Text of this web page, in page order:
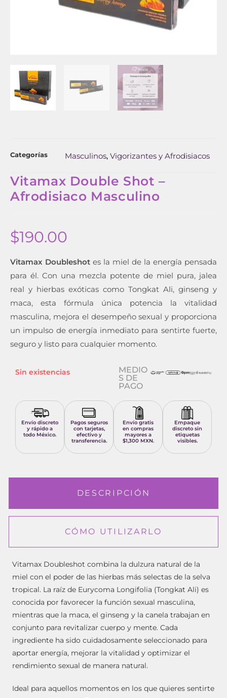
Categorías Masculinos, Vigorizantes y Afrodisiacos
Vitamax Double Shot –
Afrodisiaco Masculino
$190.00
Vitamax Doubleshot es la miel de la energía pensada
para él. Con una mezcla potente de miel pura, jalea
real y hierbas exóticas como Tongkat Ali, ginseng y
maca, esta fórmula única potencia la vitalidad
masculina, mejora el desempeño sexual y proporciona
un impulso de energía inmediato para sentirte fuerte,
seguro y listo para cualquier momento.
Sin existencias
MEDIO
S DE
PAGO
Envío discreto
y rápido a
todo México.
Pagos seguros
con tarjetas,
efectivo y
transferencia.
Envío gratis
en compras
mayores a
$1,300 MXN.
Empaque
discreto sin
etiquetas
visibles.
DESCRIPCIÓN
CÓMO UTILIZARLO
Vitamax Doubleshot combina la dulzura natural de la
miel con el poder de las hierbas más selectas de la selva
tropical. La raíz de Eurycoma Longifolia (Tongkat Ali) es
conocida por favorecer la función sexual masculina,
mientras que la maca, el ginseng y la canela trabajan en
conjunto para revitalizar cuerpo y mente. Cada
ingrediente ha sido cuidadosamente seleccionado para
aportar energía, mejorar la vitalidad y optimizar el
rendimiento sexual de manera natural.
Ideal para aquellos momentos en los que quieres sentirte